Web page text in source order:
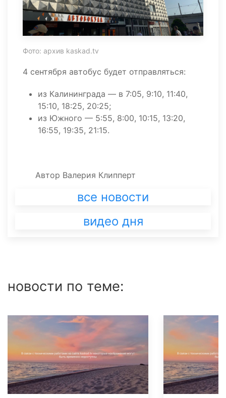
Фото: архив kaskad.tv
4 сентября автобус будет отправляться:
из Калининграда — в 7:05, 9:10, 11:40,
15:10, 18:25, 20:25;
из Южного — 5:55, 8:00, 10:15, 13:20,
16:55, 19:35, 21:15.
Автор Валерия Клипперт
все новости
видео дня
новости по теме: